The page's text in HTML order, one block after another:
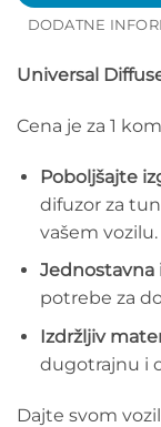
DODATNE
Universal
Cena je za 1
Poboljšajte
difuzor za
vašem vozilu.
Jednostavna
potrebe za
Izdržljiv
dugotrajnu i
Dajte svom